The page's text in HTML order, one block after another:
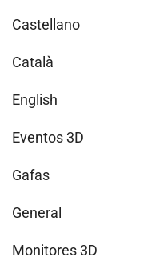
Castellano
Català
English
Eventos 3D
Gafas
General
Monitores 3D